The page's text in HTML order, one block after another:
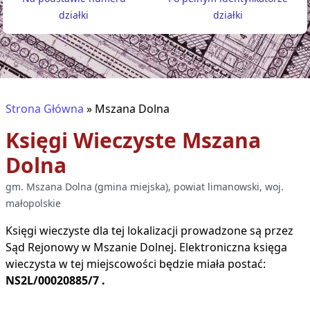
działki
działki
Strona Główna » Mszana Dolna
Księgi Wieczyste Mszana
Dolna
gm. Mszana Dolna (gmina miejska), powiat limanowski, woj.
małopolskie
Księgi wieczyste dla tej lokalizacji prowadzone są przez
Sąd Rejonowy w Mszanie Dolnej. Elektroniczna księga
wieczysta w tej miejscowości będzie miała postać:
NS2L/00020885/7 .